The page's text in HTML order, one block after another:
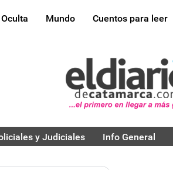
Mundo Cuentos para leer
y Judiciales Info General